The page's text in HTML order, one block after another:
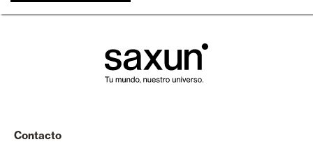
Contacto